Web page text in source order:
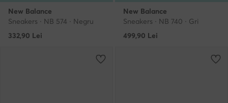
New Balance
Sneakers · NB 574 · Negru
332,90 Lei
New Balance
Sneakers · NB 740 · Gri
499,90 Lei